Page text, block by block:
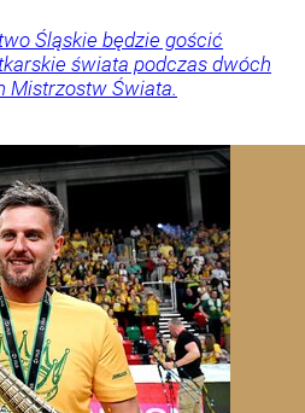
Śląskie będzie gościć
świata podczas dwóch
Mistrzostw Świata.